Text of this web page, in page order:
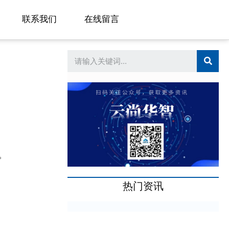
联系我们 在线留言
热门资讯